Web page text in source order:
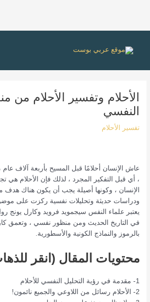
الأحلام وتفسير الأحلام من
النفسي
تفسير الأحلام
عاش الإنسان أحلامًا قبل المسيح بأربعة آلاف
، أي قبل التفكير المجرد ، لذلك فإن الأحلام هي
الإنسان ، وكونها أصيلة يجب أن يكون هناك هدف
ودراسات حديثة وتحليلات نفسية ركزت على
يعتبر علماء النفس سيجمويد فرويد وكارل يونج رواد
في التاريخ الحديث ومن منظور نفسي ، وتعمق
بالرموز والنماذج الكونية والأسطورية.
محتويات المقال (انقر
1- مقدمة في رؤية التحليل النفسي للأحلام
2- الأحلام رسائل من اللاوعي والجميع نائمون!